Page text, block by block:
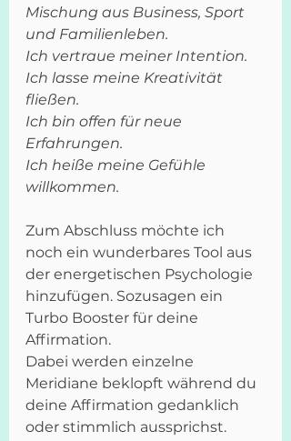
Mischung aus Business, Sport
und Familienleben.
Ich vertraue meiner Intention.
Ich lasse meine Kreativität
fließen.
Ich bin offen für neue
Erfahrungen.
Ich heiße meine Gefühle
willkommen.
Zum Abschluss möchte ich
noch ein wunderbares Tool aus
der energetischen Psychologie
hinzufügen. Sozusagen ein
Turbo Booster für deine
Affirmation.
Dabei werden einzelne
Meridiane beklopft während du
deine Affirmation gedanklich
oder stimmlich aussprichst.